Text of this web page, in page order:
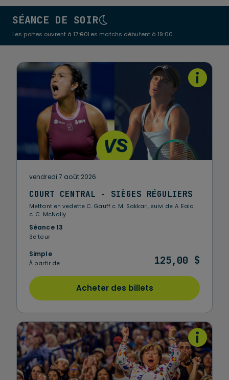
SÉANCE DE SOIR
Les portes ouvrent à 17:00Les matchs débutent à 19:00
vendredi 7 août 2026
COURT CENTRAL - SIÈGES RÉGULIERS
Mettant en vedette C. Gauff c. M. Sakkari, suivi de A. Eala
c. C. McNally
Séance 13
3e tour
Simple
À partir de 125,00 $
Acheter des billets